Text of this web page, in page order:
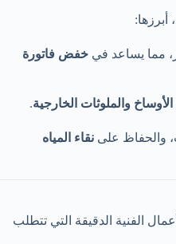
أبرزها:
مما يساعد في خفض فاتورة
الأوساخ والملوثات الخارجية.
والحفاظ على نقاء المياه
الفنية الدقيقة التي تتطلب